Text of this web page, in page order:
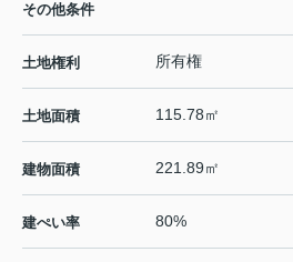
その他条件
土地権利 所有権
土地面積 115.78㎡
建物面積 221.89㎡
建ぺい率 80%